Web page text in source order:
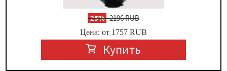
-25%2196 RUB
Цена: от 1757 RUB
Купить